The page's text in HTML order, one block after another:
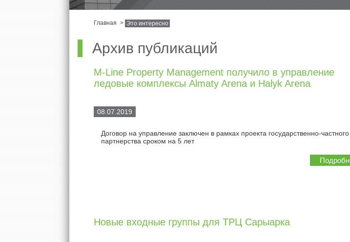
Главная > Это интересно
Архив публикаций
M-Line Property Management получило в управление
ледовые комплексы Almaty Arena и Halyk Arena
08.07.2019
Договор на управление заключен в рамках проекта государственно-частного
партнерства сроком на 5 лет
Новые входные группы для ТРЦ Сарыарка